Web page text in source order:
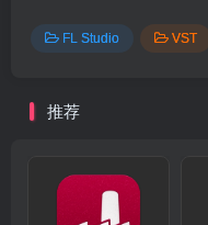
FL Studio VST
推荐